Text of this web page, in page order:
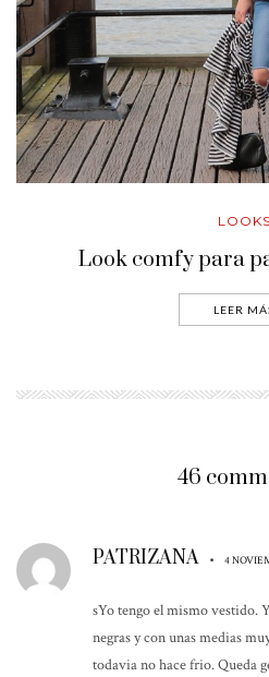
LOOKS
Look comfy para
LEER
46
PATRIZANA • 4
sYo tengo el mismo vestido.
negras y con unas medias
todavia no hace frio. Queda